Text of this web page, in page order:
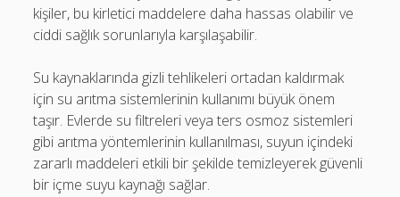
kişiler, bu kirletici maddelere daha hassas olabilir ve
ciddi sağlık sorunlarıyla karşılaşabilir.
Su kaynaklarında gizli tehlikeleri ortadan kaldırmak
için su arıtma sistemlerinin kullanımı büyük önem
taşır. Evlerde su filtreleri veya ters osmoz sistemleri
gibi arıtma yöntemlerinin kullanılması, suyun içindeki
zararlı maddeleri etkili bir şekilde temizleyerek güvenli
bir içme suyu kaynağı sağlar.